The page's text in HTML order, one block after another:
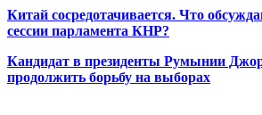
Китай сосредотачивается. Что
сессии парламента КНР?
Кандидат в президенты Румынии
продолжить борьбу на выборах